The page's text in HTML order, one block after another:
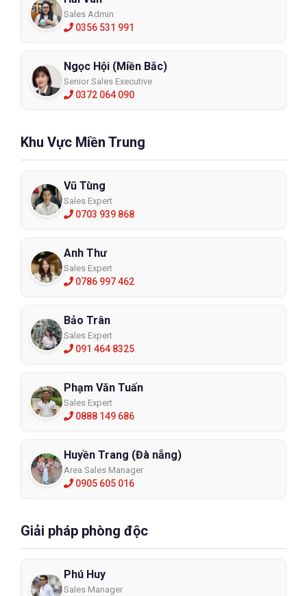
Sales Admin
0356 531 991
Ngọc Hội (Miền Bắc)
Senior Sales Executive
0372 064 090
Khu Vực Miền Trung
Vũ Tùng
Sales Expert
0703 939 868
Anh Thư
Sales Expert
0786 997 462
Bảo Trân
Sales Expert
091 464 8325
Phạm Văn Tuấn
Sales Expert
0888 149 686
Huyền Trang (Đà nẵng)
Area Sales Manager
0905 605 016
Giải pháp phòng độc
Phú Huy
Sales Manager